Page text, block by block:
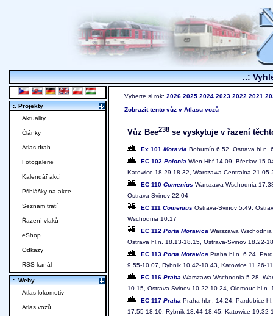
..:
Vyberte si rok: 2026 2025 2024 2023 2022 2021
Zobrazit tento vůz v Atlasu vozů
Vůz Bee238 se vyskytuje v řazení
Ex 101 Moravia Bohumín 6.52, Ostrava hl.n.
EC 102 Polonia Wien Hbf 14.09, Břeclav
Katowice 18.29-18.32, Warszawa Centralna
EC 110 Comenius Warszawa Wschodnia
Ostrava-Svinov 22.04
EC 111 Comenius Ostrava-Svinov 5.49,
Wschodnia 10.17
EC 112 Porta Moravica Warszawa
Ostrava hl.n. 18.13-18.15, Ostrava-Svinov 18.22-
EC 113 Porta Moravica Praha hl.n. 6.24,
9.55-10.07, Rybnik 10.42-10.43, Katowice 11.26-
EC 116 Praha Warszawa Wschodnia 5.28,
10.15, Ostrava-Svinov 10.22-10.24, Olomouc
EC 117 Praha Praha hl.n. 14.24, Pardubice
17.55-18.10, Rybnik 18.44-18.45, Katowice
:. Projekty
Aktuality
Články
Atlas drah
Fotogalerie
Kalendář akcí
Přihlášky na akce
Seznam tratí
Řazení vlaků
eShop
Odkazy
RSS kanál
:. Weby
Atlas lokomotiv
Atlas vozů